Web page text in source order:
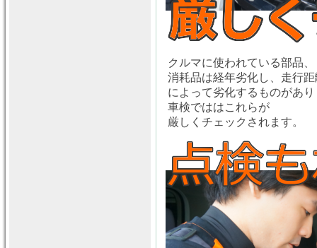
クルマに使われている部品、
消耗品は経年劣化し、走行距
によって劣化するものがあり
車検でははこれらが
厳しくチェックされます。